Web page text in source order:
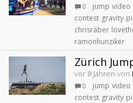
0 jump video
contest gravity
chrisräber
ramonhunziker
Zürich
vor 8 Jahren von
0 jump video
contest gravity